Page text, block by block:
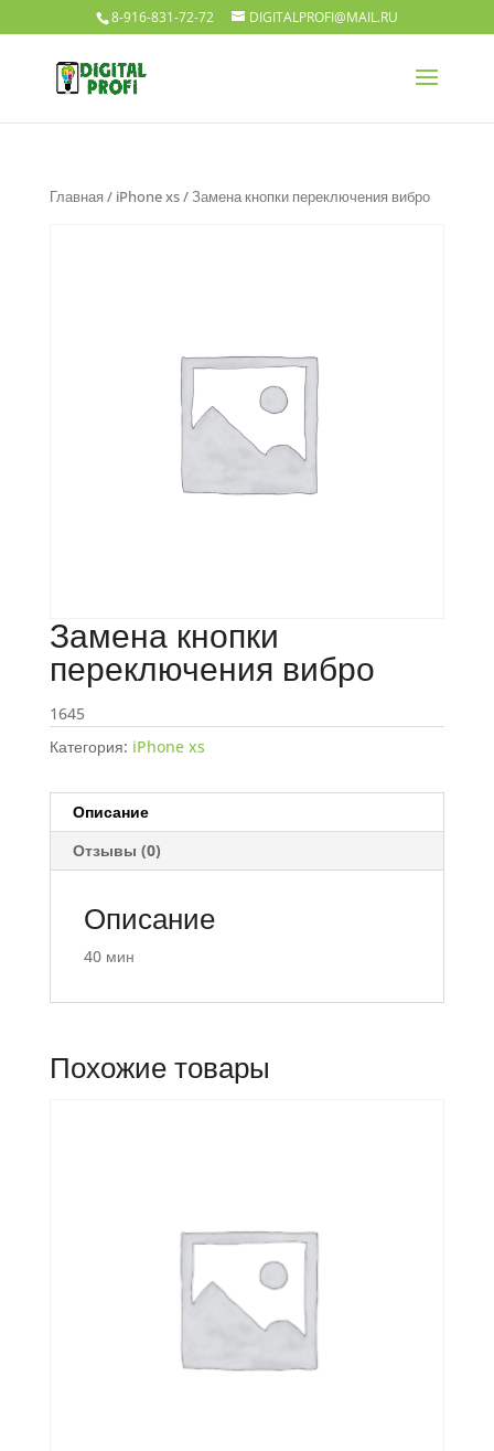
8-916-831-72-72 DIGITALPROFI@MAIL.RU
Главная / iPhone xs/ Замена кнопки переключения вибро
Замена кнопки
переключения вибро
1645
Категория: iPhone xs
Описание
Отзывы (0)
Описание
40 мин
Похожие товары